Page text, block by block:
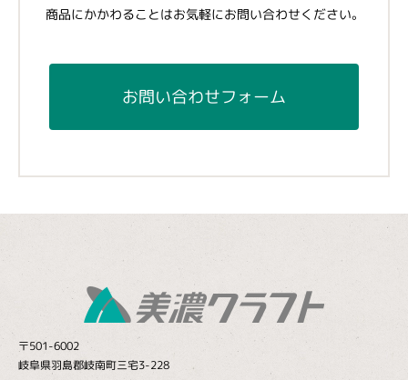
商品にかかわることはお気軽にお問い合わせください。
お問い合わせフォーム
〒501-6002
岐阜県羽島郡岐南町三宅3-228